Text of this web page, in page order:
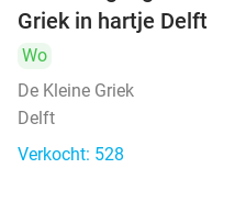
Griek in hartje Delft
Wo
De Kleine Griek
Delft
Verkocht: 528